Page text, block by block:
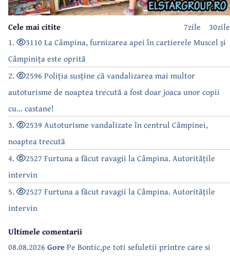
30zile
7zile
Cele mai citite
1.
3110 La Câmpina, furnizarea apei în cartierele Muscel și
Câmpinița este oprită
2.
2596 Poliția susține că vandalizarea mai multor
autoturisme de noaptea trecută a fost doar joaca unor copii
cu... castane!
3.
2539 Autoturisme vandalizate în centrul Câmpinei,
noaptea trecută
4.
2527 Furtuna a făcut ravagii la Câmpina. Autoritățile
intervin
5.
2527 Furtuna a făcut ravagii la Câmpina. Autoritățile
intervin
Ultimele comentarii
08.08.2026 GorePe Bontic,pe toti sefuletii printre care si